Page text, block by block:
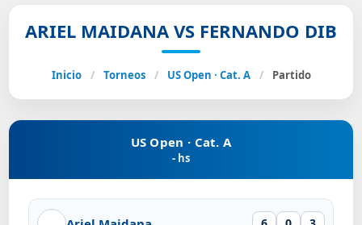
ARIEL MAIDANA VS FERNANDO DIB
Inicio / Torneos / US Open · Cat. A / Partido
US Open · Cat. A
- hs